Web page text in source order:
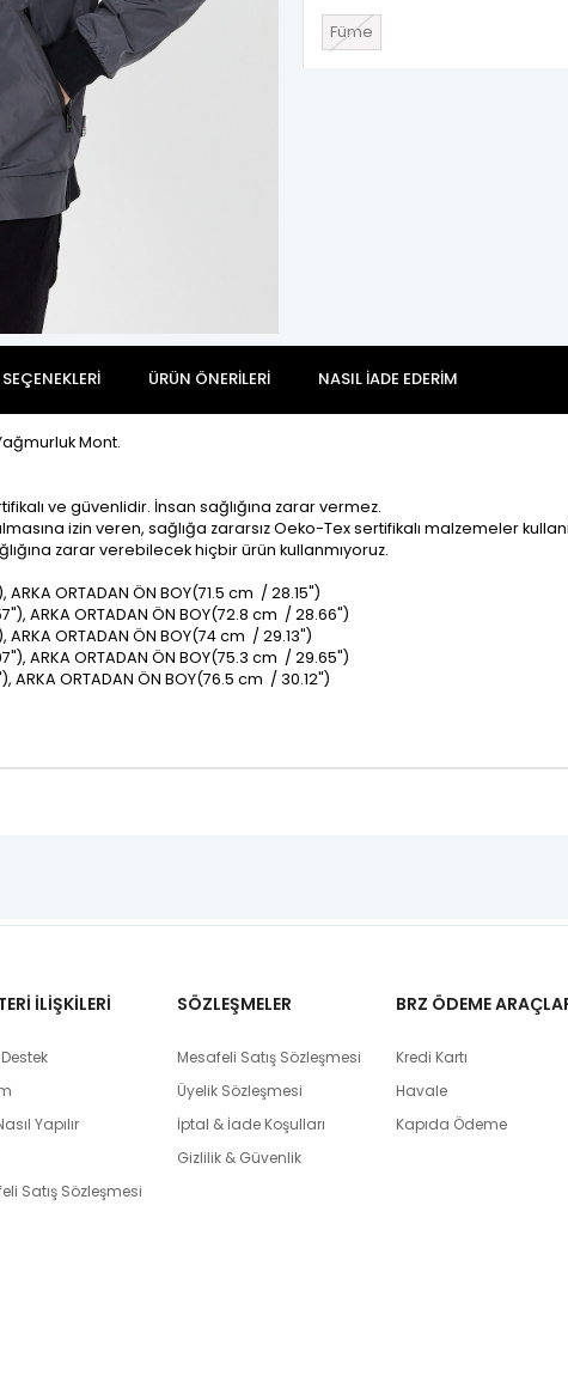
Füme
ÜRÜN ÖNERILERI NASIL İADE EDERIM
Mont.
ve güvenlidir. İnsan sağlığına zarar vermez.
izin veren, sağlığa zararsız Oeko-Tex sertifikalı malzemeler
zarar verebilecek hiçbir ürün kullanmıyoruz.
ORTADAN ÖN BOY(71.5 cm / 28.15")
ARKA ORTADAN ÖN BOY(72.8 cm / 28.66")
ORTADAN ÖN BOY(74 cm / 29.13")
ARKA ORTADAN ÖN BOY(75.3 cm / 29.65")
ARKA ORTADAN ÖN BOY(76.5 cm / 30.12")
İLİŞKİLERİ
Yapılır
Satış Sözleşmesi
SÖZLEŞMELER
Mesafeli Satış Sözleşmesi
Üyelik Sözleşmesi
İptal & İade Koşulları
Gizlilik & Güvenlik
BRZ ÖDEME
Kredi Kartı
Havale
Kapıda Ödeme